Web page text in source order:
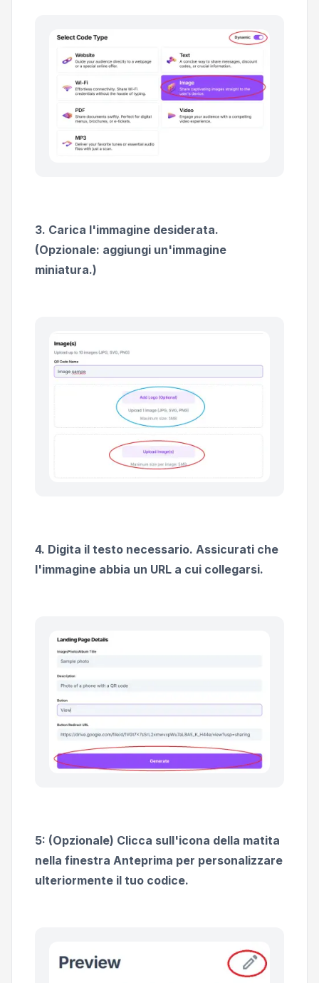
3. Carica l'immagine desiderata.
(Opzionale: aggiungi un'immagine
miniatura.)
4. Digita il testo necessario. Assicurati che
l'immagine abbia un URL a cui collegarsi.
5: (Opzionale) Clicca sull'icona della matita
nella finestra Anteprima per personalizzare
ulteriormente il tuo codice.